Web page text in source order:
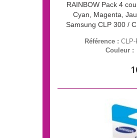
RAINBOW Pack 4
Cyan, Magenta,
Samsung CLP 300 /
Référence : CLP-
Couleur :